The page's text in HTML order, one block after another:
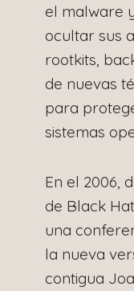
el malware
ocultar sus
rootkits,
de nuevas
para
sistemas
En el 2006,
de Black
una
la nueva
contigua